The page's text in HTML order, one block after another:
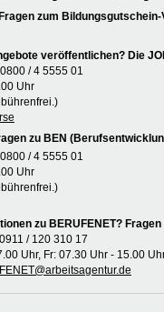
zum
veröffentlichen? Die
/ 4 5555 01
Uhr
zu BEN
/ 4 5555 01
Uhr
zu BERUFENET?
/ 120 310 17
Uhr, Fr: 07.30 Uhr - 15.00